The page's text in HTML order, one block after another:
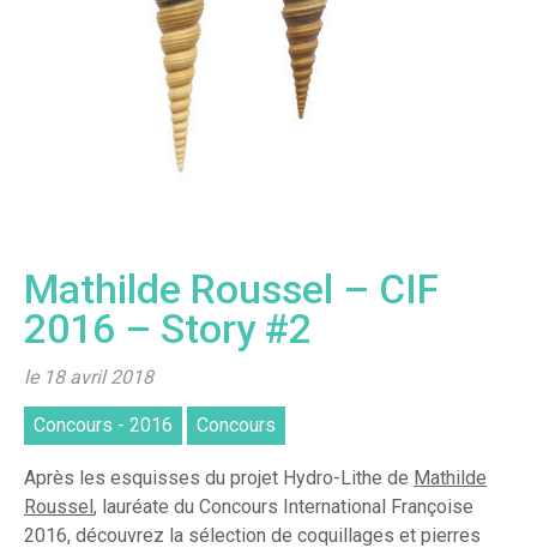
Mathilde Roussel – CIF
2016 – Story #2
le 18 avril 2018
Concours - 2016 Concours
Après les esquisses du projet Hydro-Lithe de Mathilde
Roussel, lauréate du Concours International Françoise
2016, découvrez la sélection de coquillages et pierres